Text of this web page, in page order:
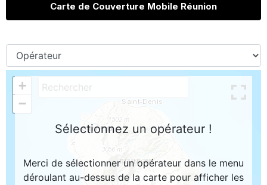
Carte de Couverture Mobile Réunion